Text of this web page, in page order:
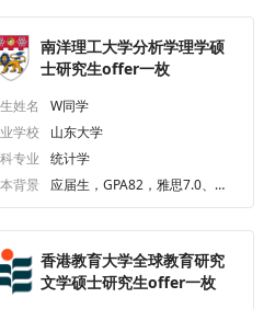
南洋理工大学分析学理学硕
士研究生offer一枚
姓名
W同学
学校
山东大学
专业
统计学
背景
应届生，GPA82，雅思7.0、六
香港教育大学全球教育研究
文学硕士研究生offer一枚